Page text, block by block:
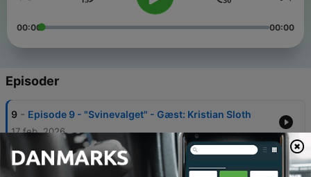
00:00 00:00
Episoder
9 - Episode 9 - "Svinevalget" - Gæst: Kristian Sloth
17 feb. 2026
8 - Episode 8 - "Det Økologiske Regnskab" - Gæst: